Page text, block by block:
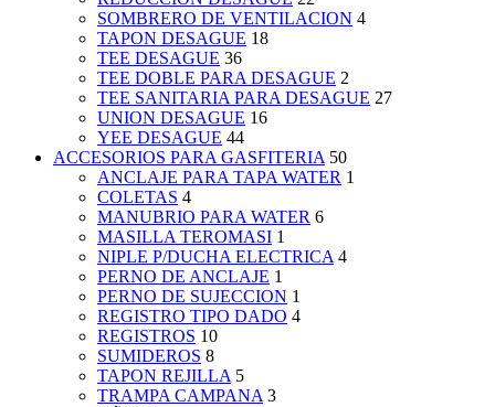
SOMBRERO DE VENTILACION 4
TAPON DESAGUE 18
TEE DESAGUE 36
TEE DOBLE PARA DESAGUE 2
TEE SANITARIA PARA DESAGUE 27
UNION DESAGUE 16
YEE DESAGUE 44
ACCESORIOS PARA GASFITERIA 50
ANCLAJE PARA TAPA WATER 1
COLETAS 4
MANUBRIO PARA WATER 6
MASILLA TEROMASI 1
NIPLE P/DUCHA ELECTRICA 4
PERNO DE ANCLAJE 1
PERNO DE SUJECCION 1
REGISTRO TIPO DADO 4
REGISTROS 10
SUMIDEROS 8
TAPON REJILLA 5
TRAMPA CAMPANA 3